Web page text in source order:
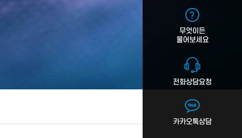
무엇이든
물어보세요
전화상담요청
카카오톡상담